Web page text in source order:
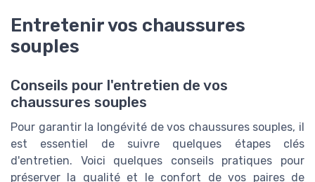
Entretenir vos chaussures
souples
Conseils pour l'entretien de vos
chaussures souples
Pour garantir la longévité de vos chaussures souples, il
est essentiel de suivre quelques étapes clés
d'entretien. Voici quelques conseils pratiques pour
préserver la qualité et le confort de vos paires de